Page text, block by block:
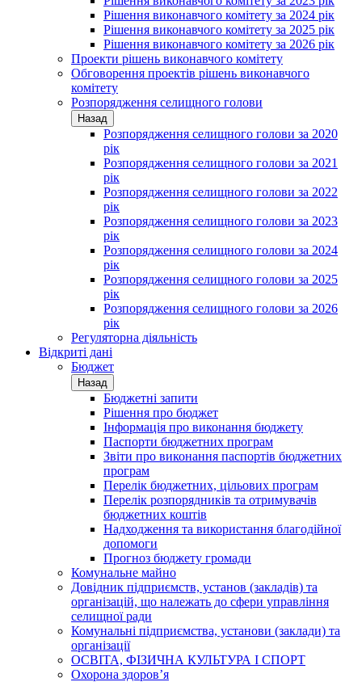
Рішення виконавчого комітету за 2024 рік
Рішення виконавчого комітету за 2025 рік
Рішення виконавчого комітету за 2026 рік
Проекти рішень виконавчого комітету
Обговорення проектів рішень виконавчого
комітету
Розпорядження селищного голови
Назад
Розпорядження селищного голови за 2020
рік
Розпорядження селищного голови за 2021
рік
Розпорядження селищного голови за 2022
рік
Розпорядження селищного голови за 2023
рік
Розпорядження селищного голови за 2024
рік
Розпорядження селищного голови за 2025
рік
Розпорядження селищного голови за 2026
рік
Регуляторна діяльність
Відкриті дані
Бюджет
Назад
Бюджетні запити
Рішення про бюджет
Інформація про виконання бюджету
Паспорти бюджетних програм
Звіти про виконання паспортів бюджетних
програм
Перелік бюджетних, цільових програм
Перелік розпорядників та отримувачів
бюджетних коштів
Надходження та використання благодійної
допомоги
Прогноз бюджету громади
Комунальне майно
Довідник підприємств, установ (закладів) та
організацій, що належать до сфери управління
селищної ради
Комунальні підприємства, установи (заклади) та
організації
ОСВІТА, ФІЗИЧНА КУЛЬТУРА І СПОРТ
Охорона здоров’я